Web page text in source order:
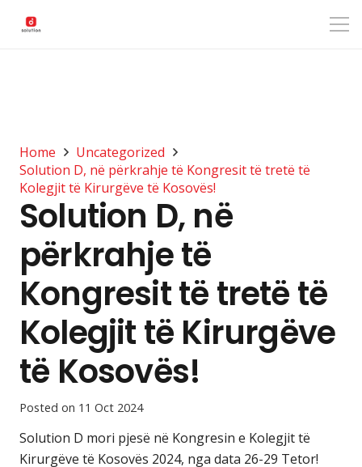
Home
Uncategorized
Solution D, në përkrahje të Kongresit të tretë të
Kolegjit të Kirurgëve të Kosovës!
Solution D, në
përkrahje të
Kongresit të tretë të
Kolegjit të Kirurgëve
të Kosovës!
Posted on 11 Oct 2024
Solution D mori pjesë në Kongresin e Kolegjit të
Kirurgëve të Kosovës 2024, nga data 26-29 Tetor!